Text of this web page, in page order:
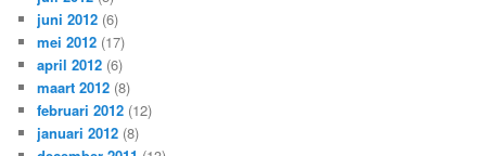
juni 2012 (6)
mei 2012 (17)
april 2012 (6)
maart 2012 (8)
februari 2012 (12)
januari 2012 (8)